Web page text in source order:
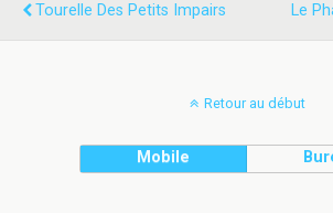
Tourelle Des Petits Impairs
Le
Retour au début
Mobile